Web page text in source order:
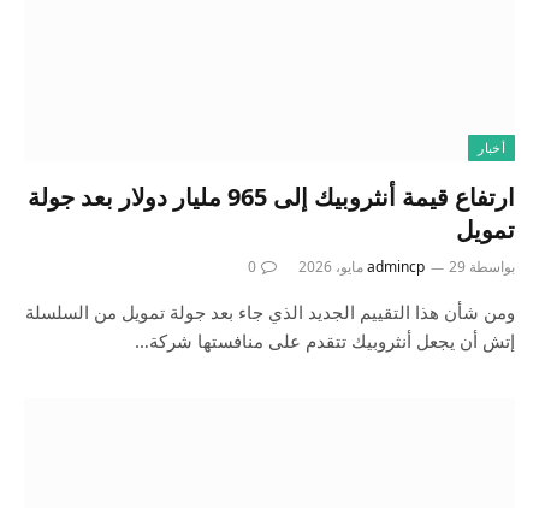
أخبار
ارتفاع قيمة أنثروبيك إلى 965 مليار دولار بعد جولة
تمويل
بواسطة admincp 29 مايو، 2026 0
ومن شأن هذا التقييم الجديد الذي جاء بعد جولة تمويل من السلسلة
إتش أن يجعل أنثروبيك تتقدم على منافستها شركة…